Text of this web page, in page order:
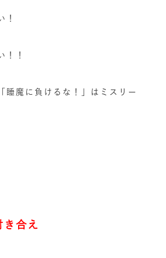
！
！！
睡魔に負けるな！」はミスリー
合え